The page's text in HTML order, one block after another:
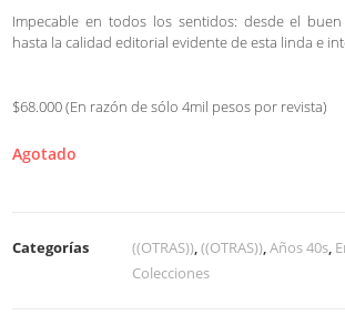
Impecable en todos los sentidos: desde el
hasta la calidad editorial evidente de esta linda e
$68.000 (En razón de sólo 4mil pesos por revista)
Agotado
Categorías ((OTRAS)),((OTRAS)),Años 40s,
Colecciones